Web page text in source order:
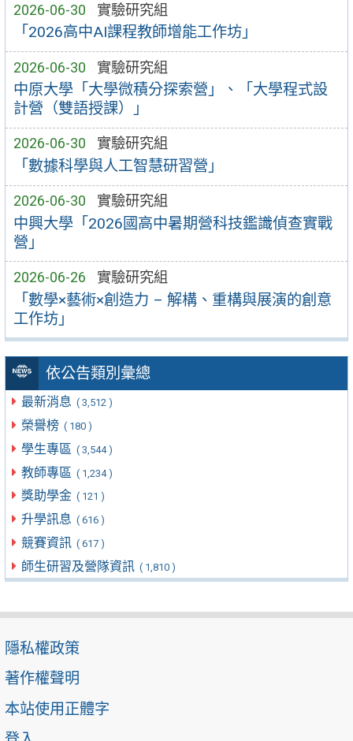
2026-06-30 實驗研究組
「2026高中AI課程教師增能工作坊」
2026-06-30 實驗研究組
中原大學「大學微積分探索營」、「大學程式設
計營（雙語授課）」
2026-06-30 實驗研究組
「數據科學與人工智慧研習營」
2026-06-30 實驗研究組
中興大學「2026國高中暑期營科技鑑識偵查實戰
營」
2026-06-26 實驗研究組
「數學×藝術×創造力 – 解構、重構與展演的創意
工作坊」
依公告類別彙總
最新消息 ( 3,512 )
榮譽榜 ( 180 )
學生專區 ( 3,544 )
教師專區 ( 1,234 )
獎助學金 ( 121 )
升學訊息 ( 616 )
競賽資訊 ( 617 )
師生研習及營隊資訊 ( 1,810 )
隱私權政策
著作權聲明
本站使用正體字